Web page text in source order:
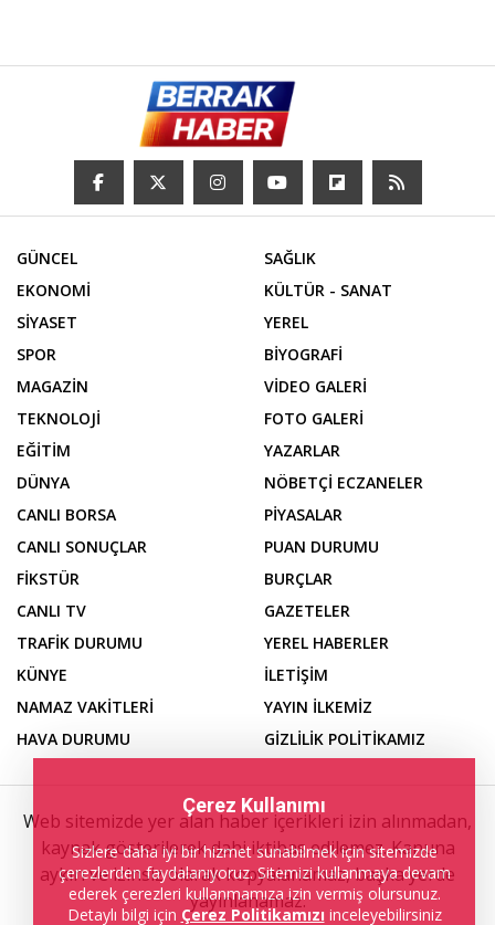
GÜNCEL
EKONOMİ
SİYASET
SPOR
MAGAZİN
TEKNOLOJİ
EĞİTİM
DÜNYA
SAĞLIK
KÜLTÜR - SANAT
YEREL
BİYOGRAFİ
VİDEO GALERİ
FOTO GALERİ
YAZARLAR
NÖBETÇİ ECZANELER
CANLI BORSA
CANLI SONUÇLAR
FİKSTÜR
CANLI TV
TRAFİK DURUMU
KÜNYE
NAMAZ VAKİTLERİ
HAVA DURUMU
PİYASALAR
PUAN DURUMU
BURÇLAR
GAZETELER
YEREL HABERLER
İLETİŞİM
YAYIN İLKEMİZ
GİZLİLİK POLİTİKAMIZ
Web sitemizde yer alan haber içerikleri izin alınmadan,
kaynak gösterilerek dahi iktibas edilemez. Kanuna
aykırı ve izinsiz olarak kopyalanamaz, başka yerde
yayınlanamaz.
Çerez Kullanımı
Sizlere daha iyi bir hizmet sunabilmek için sitemizde
çerezlerden faydalanıyoruz. Sitemizi kullanmaya devam
ederek çerezleri kullanmamıza izin vermiş olursunuz.
Detaylı bilgi için Çerez Politikamızıinceleyebilirsiniz